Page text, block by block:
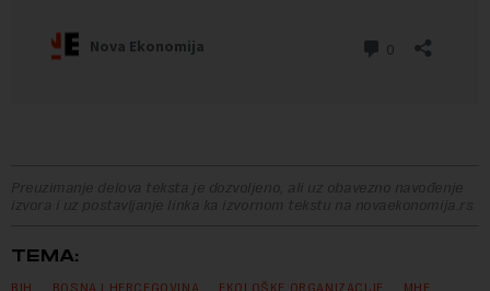
Preuzimanje delova teksta je dozvoljeno, ali uz obavezno navođenje
izvora i uz postavljanje linka ka izvornom tekstu na novaekonomija.rs
TEMA: